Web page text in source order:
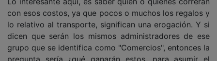
con esos costos, ya que pocos o muchos los regalos y
lo relativo al transporte, significan una erogación. Y si
dicen que serán los mismos administradores de ese
grupo que se identifica como "Comercios", entonces la